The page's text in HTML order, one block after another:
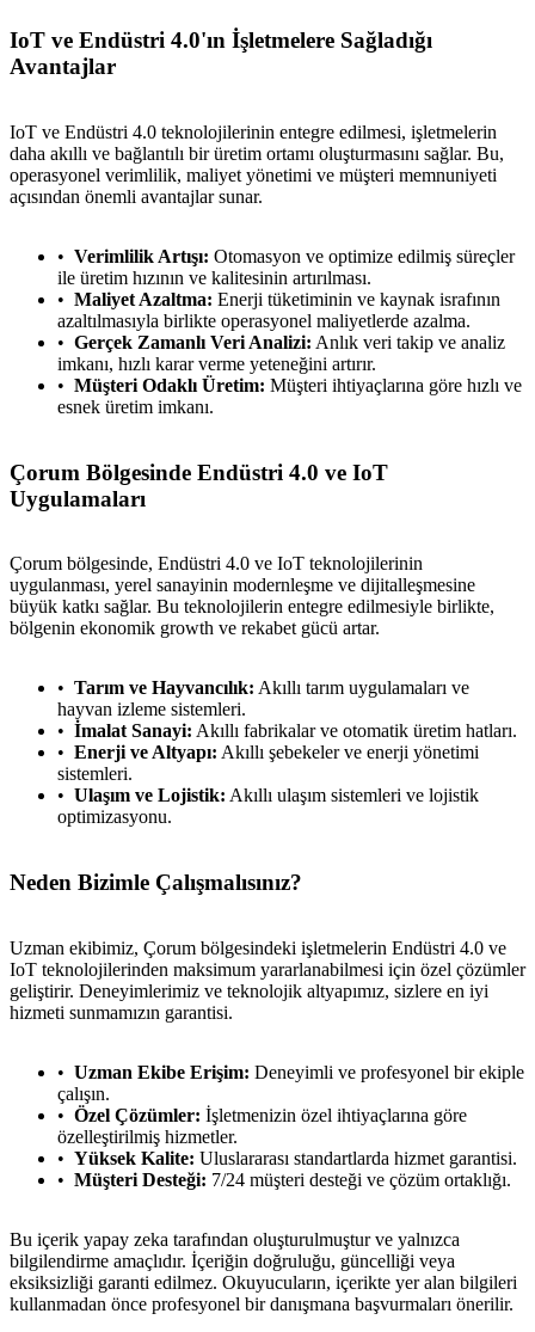
İletişim English
IoT ve Endüstri 4.0'ın İşletmelere Sağladığı
Avantajlar
IoT ve Endüstri 4.0 teknolojilerinin entegre edilmesi, işletmelerin
daha akıllı ve bağlantılı bir üretim ortamı oluşturmasını sağlar. Bu,
operasyonel verimlilik, maliyet yönetimi ve müşteri memnuniyeti
açısından önemli avantajlar sunar.
Verimlilik Artışı: Otomasyon ve optimize edilmiş süreçler
ile üretim hızının ve kalitesinin artırılması.
Maliyet Azaltma: Enerji tüketiminin ve kaynak israfının
azaltılmasıyla birlikte operasyonel maliyetlerde azalma.
Gerçek Zamanlı Veri Analizi: Anlık veri takip ve analiz
imkanı, hızlı karar verme yeteneğini artırır.
Müşteri Odaklı Üretim: Müşteri ihtiyaçlarına göre hızlı ve
esnek üretim imkanı.
Çorum Bölgesinde Endüstri 4.0 ve IoT
Uygulamaları
Çorum bölgesinde, Endüstri 4.0 ve IoT teknolojilerinin
uygulanması, yerel sanayinin modernleşme ve dijitalleşmesine
büyük katkı sağlar. Bu teknolojilerin entegre edilmesiyle birlikte,
bölgenin ekonomik growth ve rekabet gücü artar.
Tarım ve Hayvancılık: Akıllı tarım uygulamaları ve
hayvan izleme sistemleri.
İmalat Sanayi: Akıllı fabrikalar ve otomatik üretim hatları.
Enerji ve Altyapı: Akıllı şebekeler ve enerji yönetimi
sistemleri.
Ulaşım ve Lojistik: Akıllı ulaşım sistemleri ve lojistik
optimizasyonu.
Neden Bizimle Çalışmalısınız?
Uzman ekibimiz, Çorum bölgesindeki işletmelerin Endüstri 4.0 ve
IoT teknolojilerinden maksimum yararlanabilmesi için özel çözümler
geliştirir. Deneyimlerimiz ve teknolojik altyapımız, sizlere en iyi
hizmeti sunmamızın garantisi.
Uzman Ekibe Erişim: Deneyimli ve profesyonel bir ekiple
çalışın.
Özel Çözümler: İşletmenizin özel ihtiyaçlarına göre
özelleştirilmiş hizmetler.
Yüksek Kalite: Uluslararası standartlarda hizmet garantisi.
Müşteri Desteği: 7/24 müşteri desteği ve çözüm ortaklığı.
Bu içerik yapay zeka tarafından oluşturulmuştur ve yalnızca
bilgilendirme amaçlıdır. İçeriğin doğruluğu, güncelliği veya
eksiksizliği garanti edilmez. Okuyucuların, içerikte yer alan bilgileri
kullanmadan önce profesyonel bir danışmana başvurmaları önerilir.